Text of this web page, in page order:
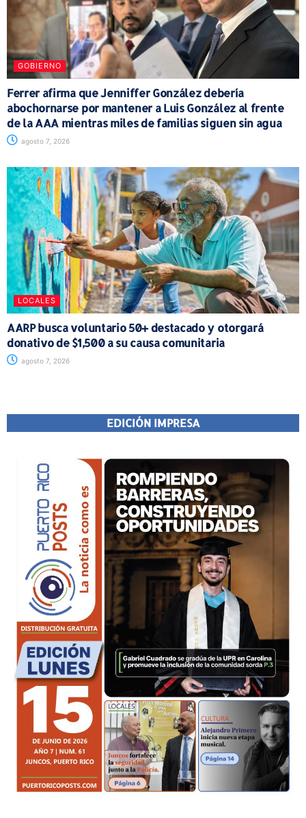
GOBIERNO
Ferrer afirma que Jenniffer González debería
abochornarse por mantener a Luis González al frente
de la AAA mientras miles de familias siguen sin agua
agosto 7, 2026
LOCALES
AARP busca voluntario 50+ destacado y otorgará
donativo de $1,500 a su causa comunitaria
agosto 7, 2026
EDICIÓN IMPRESA